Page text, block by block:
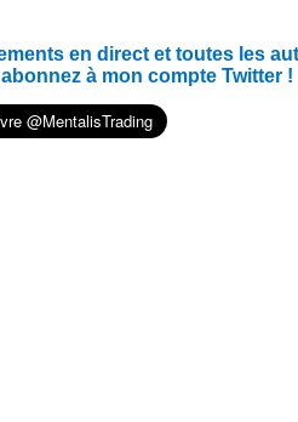
en direct et toutes les
à mon compte Twitter !